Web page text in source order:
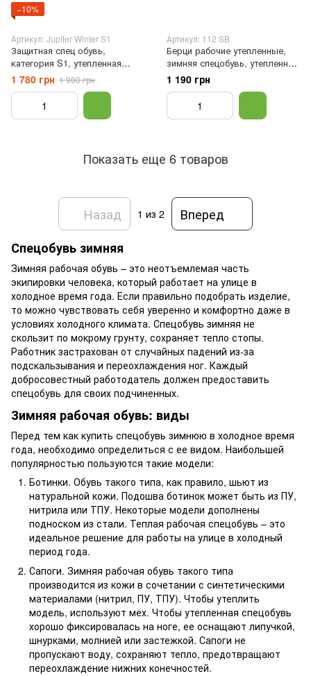
−10%
Артикул: Jupiter Winter S1
Защитная спец обувь,
категория S1, утепленная
рабочая обувь Procera, 39
1 780 грн 1 980 грн
Артикул: 112 SB
Берци рабочие утепленные,
зимняя спецобувь, утепленная
обувь рабочая, берцы с
мехом, Черный, 39
1 190 грн
Показать еще 6 товаров
Назад 1 из 2
Вперед
Спецобувь зимняя
Зимняя рабочая обувь – это неотъемлемая часть
экипировки человека, который работает на улице в
холодное время года. Если правильно подобрать изделие,
то можно чувствовать себя уверенно и комфортно даже в
условиях холодного климата. Спецобувь зимняя не
скользит по мокрому грунту, сохраняет тепло стопы.
Работник застрахован от случайных падений из-за
подскальзывания и переохлаждения ног. Каждый
добросовестный работодатель должен предоставить
спецобувь для своих подчиненных.
Зимняя рабочая обувь: виды
Перед тем как купить спецобувь зимнюю в холодное время
года, необходимо определиться с ее видом. Наибольшей
популярностью пользуются такие модели:
Ботинки. Обувь такого типа, как правило, шьют из
натуральной кожи. Подошва ботинок может быть из ПУ,
нитрила или ТПУ. Некоторые модели дополнены
подноском из стали. Теплая рабочая спецобувь – это
идеальное решение для работы на улице в холодный
период года.
Сапоги. Зимняя рабочая обувь такого типа
производится из кожи в сочетании с синтетическими
материалами (нитрил, ПУ, ТПУ). Чтобы утеплить
модель, используют мех. Чтобы утепленная спецобувь
хорошо фиксировалась на ноге, ее оснащают липучкой,
шнурками, молнией или застежкой. Сапоги не
пропускают воду, сохраняют тепло, предотвращают
переохлаждение нижних конечностей.